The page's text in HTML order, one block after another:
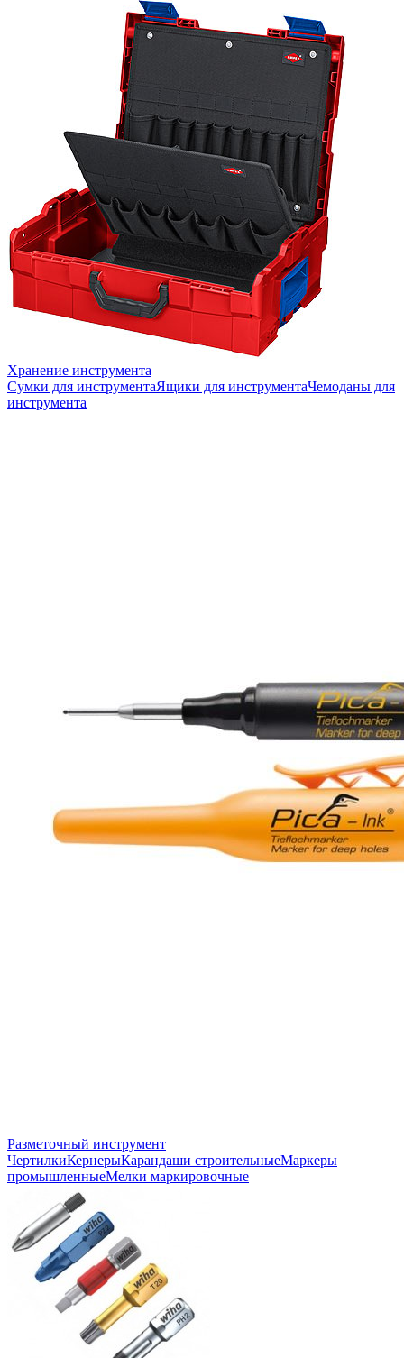
Хранение инструмента
Сумки для инструментаЯщики для инструментаЧемоданы для
инструмента
Разметочный инструмент
ЧертилкиКернерыКарандаши строительныеМаркеры
промышленныеМелки маркировочные